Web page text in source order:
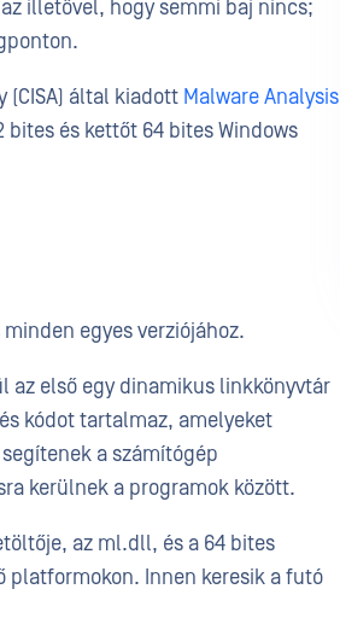
illetővel, hogy semmi baj nincs;
(CISA) által kiadott Malware Analysis
és kettőt 64 bites Windows
egyes verziójához.
az első egy dinamikus linkkönyvtár
kódot tartalmaz, amelyeket
a számítógép
kerülnek a programok között.
az ml.dll, és a 64 bites
Innen keresik a futó